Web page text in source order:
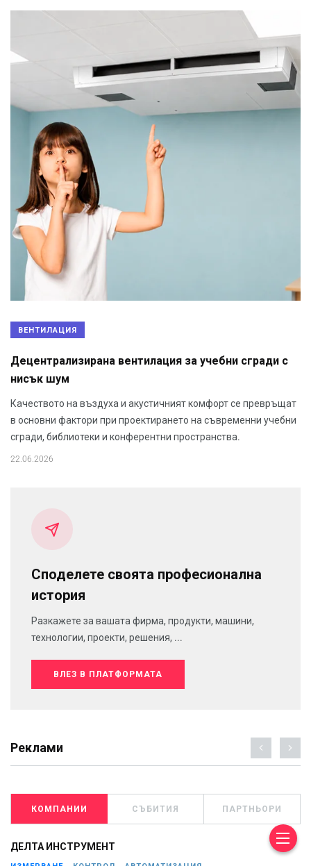
ВЕНТИЛАЦИЯ
Децентрализирана вентилация за учебни сгради с
нисък шум
Качеството на въздуха и акустичният комфорт се превръщат
в основни фактори при проектирането на съвременни учебни
сгради, библиотеки и конферентни пространства.
22.06.2026
Споделете своята професионална
история
Разкажете за вашата фирма, продукти, машини,
технологии, проекти, решения, ...
ВЛЕЗ В ПЛАТФОРМАТА
Реклами
КОМПАНИИ СЪБИТИЯ ПАРТНЬОРИ
ДЕЛТА ИНСТРУМЕНТ